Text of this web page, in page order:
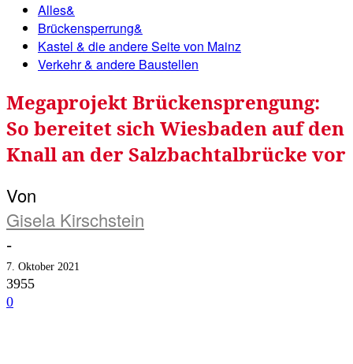
Alles&
Brückensperrung&
Kastel & die andere Seite von Mainz
Verkehr & andere Baustellen
Megaprojekt Brückensprengung:
So bereitet sich Wiesbaden auf den
Knall an der Salzbachtalbrücke vor
Von
Gisela Kirschstein
-
7. Oktober 2021
3955
0